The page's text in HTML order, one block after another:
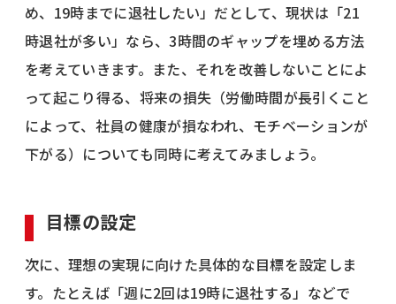
め、19時までに退社したい」だとして、現状は「21
時退社が多い」なら、3時間のギャップを埋める方法
を考えていきます。また、それを改善しないことによ
って起こり得る、将来の損失（労働時間が長引くこと
によって、社員の健康が損なわれ、モチベーションが
下がる）についても同時に考えてみましょう。
目標の設定
次に、理想の実現に向けた具体的な目標を設定しま
す。たとえば「週に2回は19時に退社する」などで